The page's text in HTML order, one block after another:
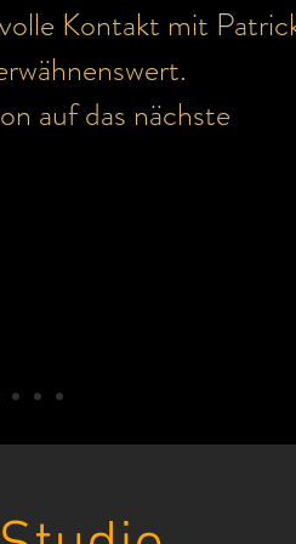
Kontakt mit
auf das nächste